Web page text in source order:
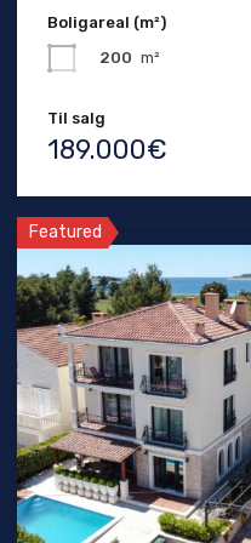
Boligareal (m²)
200 m²
Til salg
189.000€
Featured